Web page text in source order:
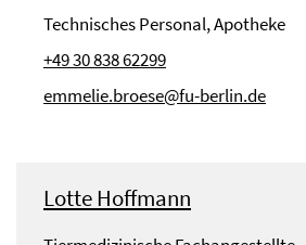
Technisches Personal, Apotheke
+49 30 838 62299
emmelie.broese@fu-berlin.de
Lotte Hoffmann